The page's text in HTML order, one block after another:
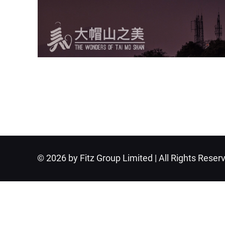
© 2026 by Fitz Group Limited | All Rights